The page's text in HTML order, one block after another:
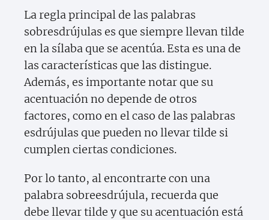
La regla principal de las palabras
sobresdrújulas es que siempre llevan tilde
en la sílaba que se acentúa. Esta es una de
las características que las distingue.
Además, es importante notar que su
acentuación no depende de otros
factores, como en el caso de las palabras
esdrújulas que pueden no llevar tilde si
cumplen ciertas condiciones.
Por lo tanto, al encontrarte con una
palabra sobreesdrújula, recuerda que
debe llevar tilde y que su acentuación está